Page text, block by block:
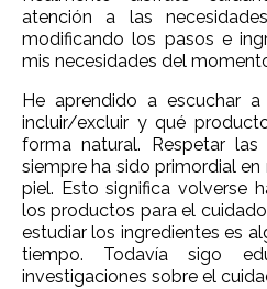
atención a las
modificando los pasos e
mis necesidades del
He aprendido a escuchar
incluir/excluir y qué
forma natural. Respetar
siempre ha sido primordial
piel. Esto significa volverse
los productos para el
estudiar los ingredientes es
tiempo. Todavía sigo
investigaciones sobre el